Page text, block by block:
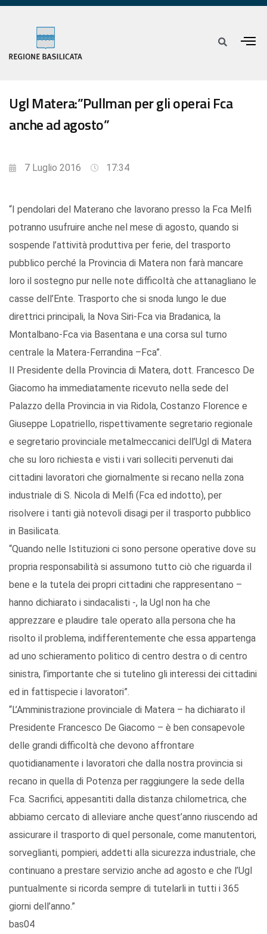
Ugl Matera:”Pullman per gli operai Fca
anche ad agosto”
7 Luglio 2016 17:34
“I pendolari del Materano che lavorano presso la Fca Melfi
potranno usufruire anche nel mese di agosto, quando si
sospende l’attività produttiva per ferie, del trasporto
pubblico perché la Provincia di Matera non farà mancare
loro il sostegno pur nelle note difficoltà che attanagliano le
casse dell’Ente. Trasporto che si snoda lungo le due
direttrici principali, la Nova Siri-Fca via Bradanica, la
Montalbano-Fca via Basentana e una corsa sul turno
centrale la Matera-Ferrandina –Fca”.
Il Presidente della Provincia di Matera, dott. Francesco De
Giacomo ha immediatamente ricevuto nella sede del
Palazzo della Provincia in via Ridola, Costanzo Florence e
Giuseppe Lopatriello, rispettivamente segretario regionale
e segretario provinciale metalmeccanici dell’Ugl di Matera
che su loro richiesta e visti i vari solleciti pervenuti dai
cittadini lavoratori che giornalmente si recano nella zona
industriale di S. Nicola di Melfi (Fca ed indotto), per
risolvere i tanti già notevoli disagi per il trasporto pubblico
in Basilicata.
“Quando nelle Istituzioni ci sono persone operative dove su
propria responsabilità si assumono tutto ciò che riguarda il
bene e la tutela dei propri cittadini che rappresentano –
hanno dichiarato i sindacalisti -, la Ugl non ha che
apprezzare e plaudire tale operato alla persona che ha
risolto il problema, indifferentemente che essa appartenga
ad uno schieramento politico di centro destra o di centro
sinistra, l’importante che si tutelino gli interessi dei cittadini
ed in fattispecie i lavoratori”.
“L’Amministrazione provinciale di Matera – ha dichiarato il
Presidente Francesco De Giacomo – è ben consapevole
delle grandi difficoltà che devono affrontare
quotidianamente i lavoratori che dalla nostra provincia si
recano in quella di Potenza per raggiungere la sede della
Fca. Sacrifici, appesantiti dalla distanza chilometrica, che
abbiamo cercato di alleviare anche quest’anno riuscendo ad
assicurare il trasporto di quel personale, come manutentori,
sorveglianti, pompieri, addetti alla sicurezza industriale, che
continuano a prestare servizio anche ad agosto e che l’Ugl
puntualmente si ricorda sempre di tutelarli in tutti i 365
giorni dell’anno.”
bas04